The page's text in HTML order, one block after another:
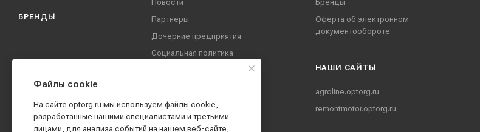
БРЕНДЫ
Новости
Партнеры
Дочерние предприятия
Социальная политика
Вакансии
Реквизиты
Бренды
Оферта об электронном
документообороте
НАШИ CАЙТЫ
agroline.optorg.ru
remontmotor.optorg.ru
Файлы cookie
На сайте optorg.ru мы используем файлы cookie,
разработанные нашими специалистами и третьими
лицами, для анализа событий на нашем веб-сайте,